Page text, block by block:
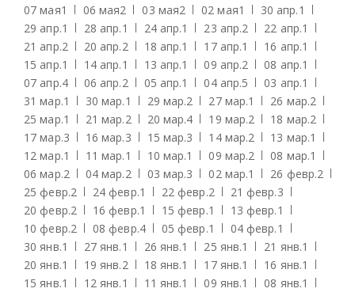
07 мая1 06 мая2 03 мая2 02 мая1 30 апр.1
29 апр.1 28 апр.1 24 апр.1 23 апр.2 22 апр.1
21 апр.2 20 апр.2 18 апр.1 17 апр.1 16 апр.1
15 апр.1 14 апр.1 13 апр.1 09 апр.2 08 апр.1
07 апр.4 06 апр.2 05 апр.1 04 апр.5 03 апр.1
31 мар.1 30 мар.1 29 мар.2 27 мар.1 26 мар.2
25 мар.1 21 мар.2 20 мар.4 19 мар.2 18 мар.2
17 мар.3 16 мар.3 15 мар.3 14 мар.2 13 мар.1
12 мар.1 11 мар.1 10 мар.1 09 мар.2 08 мар.1
06 мар.2 04 мар.2 03 мар.3 02 мар.1 26 февр.2
25 февр.2 24 февр.1 22 февр.2 21 февр.3
20 февр.2 16 февр.1 15 февр.1 13 февр.1
10 февр.2 08 февр.4 05 февр.1 04 февр.1
30 янв.1 27 янв.1 26 янв.1 25 янв.1 21 янв.1
20 янв.1 19 янв.2 18 янв.1 17 янв.1 16 янв.1
15 янв.1 12 янв.1 11 янв.1 09 янв.1 08 янв.1